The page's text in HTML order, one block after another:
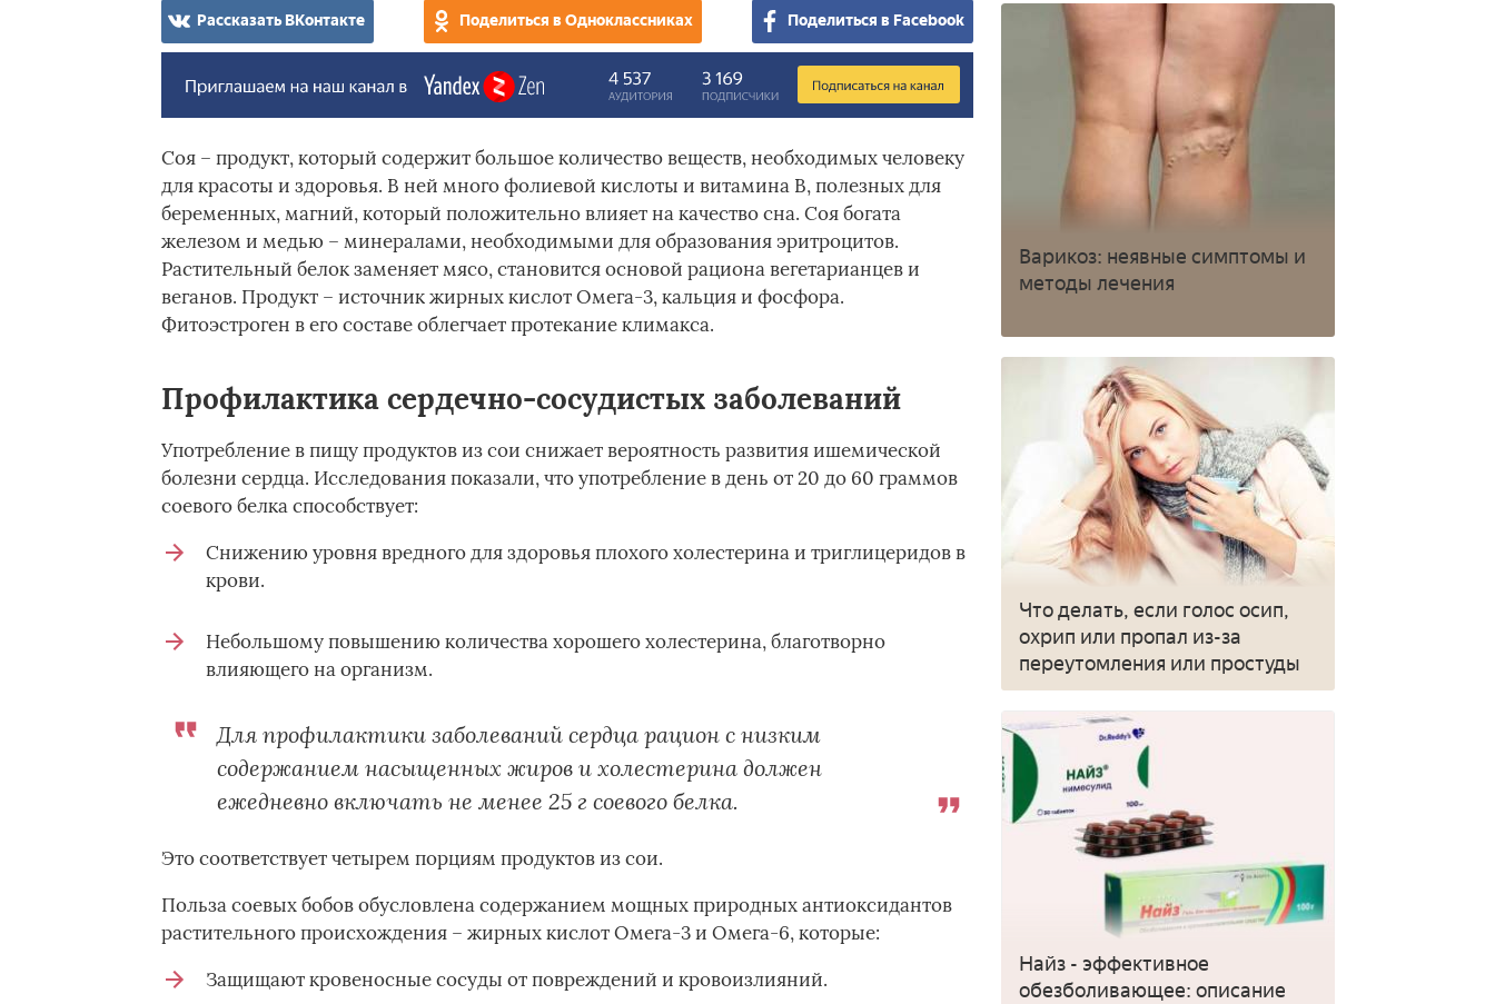
Рассказать ВКонтакте Поделиться в Одноклассниках Поделиться в Facebook
Соя – продукт, который содержит большое количество веществ, необходимых человеку
для красоты и здоровья. В ней много фолиевой кислоты и витамина B, полезных для
беременных, магний, который положительно влияет на качество сна. Соя богата
железом и медью – минералами, необходимыми для образования эритроцитов.
Растительный белок заменяет мясо, становится основой рациона вегетарианцев и
веганов. Продукт – источник жирных кислот Омега-3, кальция и фосфора.
Фитоэстроген в его составе облегчает протекание климакса.
Профилактика сердечно-сосудистых заболеваний
Употребление в пищу продуктов из сои снижает вероятность развития ишемической
болезни сердца. Исследования показали, что употребление в день от 20 до 60 граммов
соевого белка способствует:
Снижению уровня вредного для здоровья плохого холестерина и триглицеридов в
крови.
Небольшому повышению количества хорошего холестерина, благотворно
влияющего на организм.
Для профилактики заболеваний сердца рацион с низким
содержанием насыщенных жиров и холестерина должен
ежедневно включать не менее 25 г соевого белка.
Это соответствует четырем порциям продуктов из сои.
Польза соевых бобов обусловлена содержанием мощных природных антиоксидантов
растительного происхождения – жирных кислот Омега-3 и Омега-6, которые:
Защищают кровеносные сосуды от повреждений и кровоизлияний.
Варикоз: неявные симптомы и
методы лечения
Что делать, если голос осип,
охрип или пропал из-за
переутомления или простуды
Найз - эффективное
обезболивающее: описание